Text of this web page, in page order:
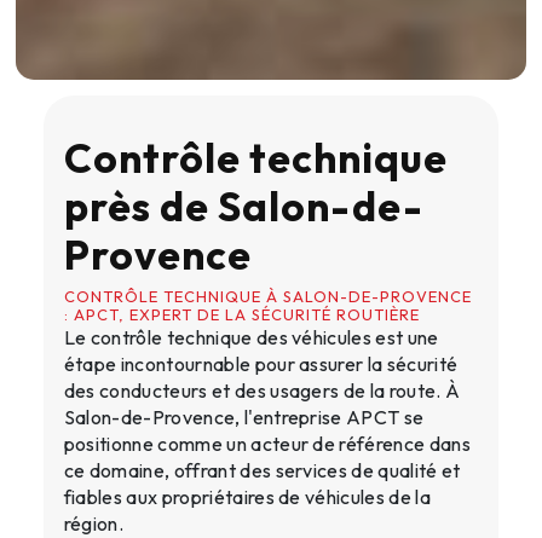
Contrôle technique
près de Salon-de-
Provence
CONTRÔLE TECHNIQUE À SALON-DE-PROVENCE
: APCT, EXPERT DE LA SÉCURITÉ ROUTIÈRE
Le contrôle technique des véhicules est une
étape incontournable pour assurer la sécurité
des conducteurs et des usagers de la route. À
Salon-de-Provence, l'entreprise APCT se
positionne comme un acteur de référence dans
ce domaine, offrant des services de qualité et
fiables aux propriétaires de véhicules de la
région.